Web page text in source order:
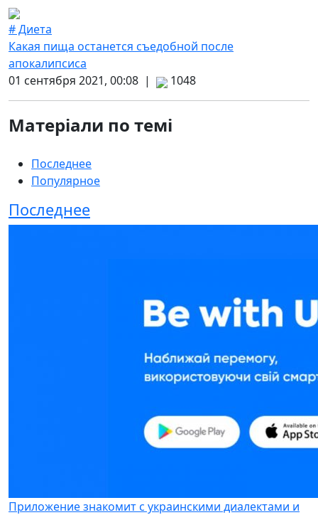
# Диета
Какая пища останется съедобной после
апокалипсиса
01 сентября 2021, 00:08 |
1048
Матеріали по темі
Последнее
Популярное
Последнее
Приложение знакомит с украинскими диалектами и